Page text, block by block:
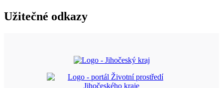
Užitečné odkazy